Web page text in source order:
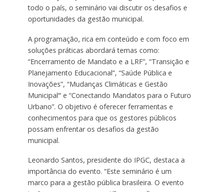
todo o país, o seminário vai discutir os desafios e
oportunidades da gestão municipal.
A programação, rica em conteúdo e com foco em
soluções práticas abordará temas como:
“Encerramento de Mandato e a LRF”, “Transição e
Planejamento Educacional”, “Saúde Pública e
Inovações”, “Mudanças Climáticas e Gestão
Municipal“e “Conectando Mandatos para o Futuro
Urbano”. O objetivo é oferecer ferramentas e
conhecimentos para que os gestores públicos
possam enfrentar os desafios da gestão
municipal.
Leonardo Santos, presidente do IPGC, destaca a
importância do evento. “Este seminário é um
marco para a gestão pública brasileira. O evento